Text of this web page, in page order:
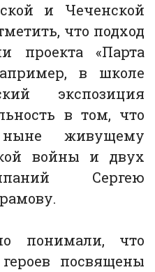
и Чеченской
что подход
проекта «Парта
в школе
экспозиция
в том, что
живущему
войны и двух
Сергею
понимали, что
посвящены